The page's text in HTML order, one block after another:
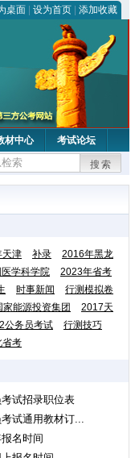
桌面 设为首页 添加收藏
材中心 考试论坛
搜索
天津 补录
2016年黑龙
学科学院
2023年省考
时事新闻
行测模拟卷
家能源投资集团
2017天
公务员考试
行测技巧
省考
试招录职位表
试通用教材订...
名时间